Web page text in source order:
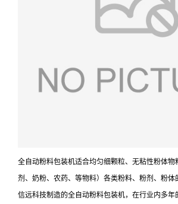
全自动粉料包装机适合均匀细颗粒、无粘性粉体物
剂、奶粉、农药、等物料）各类粉料、粉剂、粉
信远科技制造的全自动粉料包装机，在行业内多年